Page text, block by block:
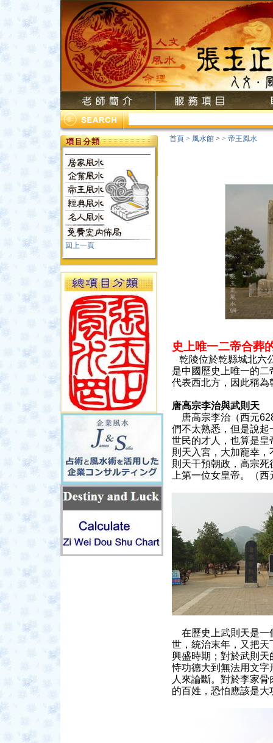
回上一頁
首頁 > 風水館 > > 帝王風水
史上唯一二帝合葬
乾陵位於乾縣城北六
是中國歷史上唯一的
代表西北方，因此稱為
唐高宗李治與武則天
唐高宗李治 （西元
們不太熟悉，但是說
世民的才人，也算是
則天入宮，大加寵幸
則天干預朝政，高宗死
上第一位女皇帝。
（西
在歷史上武則天是一
世，統治末年，又把
興盛時期；對於武則
恃功德大到無法用文
人來論斷。對於李家
的百姓，恐怕應該是大